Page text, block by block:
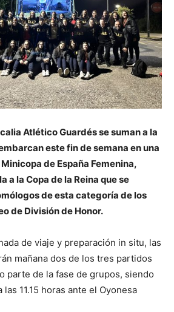
Atlético Guardés se suman a la
este fin de semana en una
de España Femenina,
a la Copa de la Reina que se
de esta categoría de los
de División de Honor.
de viaje y preparación in situ, las
mañana dos de los tres partidos
parte de la fase de grupos, siendo
11.15 horas ante el Oyonesa